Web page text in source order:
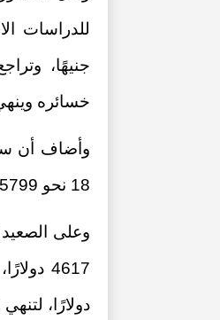
خسائره وينهي التعاملات عند 6765 جنيهًا
18 نحو 5799 جنيهًا، في حين سجل الجنيه الذهب 54120 جنيهًا.
دولارًا، لتنهي